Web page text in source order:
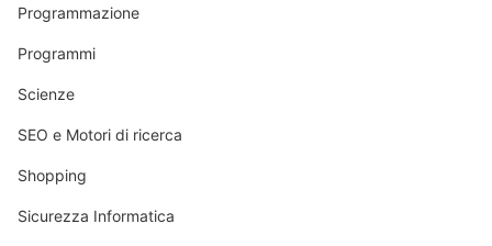
Programmazione
Programmi
Scienze
SEO e Motori di ricerca
Shopping
Sicurezza Informatica